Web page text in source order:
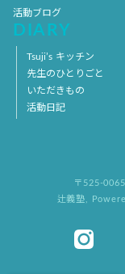
活動ブログ
DIARY
Tsuji’s キッチン
先生のひとりごと
いただきもの
活動日記
〒525-
辻義塾